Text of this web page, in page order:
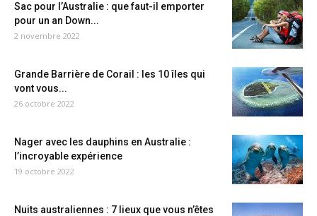
Sac pour l’Australie : que faut-il emporter
pour un an Down...
2 novembre 2022
Grande Barrière de Corail : les 10 îles qui
vont vous...
26 octobre 2022
Nager avec les dauphins en Australie :
l’incroyable expérience
19 octobre 2022
Nuits australiennes : 7 lieux que vous n’êtes